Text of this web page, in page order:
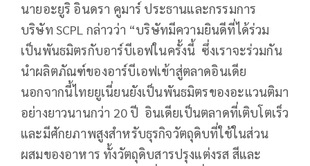
นายอะยูริ อินดรา คูมาร์ ประธานและกรรมการ
บริษัท SCPL กล่าวว่า “บริษัทมีความยินดีที่ได้ร่วม
เป็นพันธมิตรกับอาร์บีเอฟในครั้งนี้ ซึ่งเราจะร่วมกัน
นำผลิตภัณฑ์ของอาร์บีเอฟเข้าสู่ตลาดอินเดีย
นอกจากนี้ไทยยูเนี่ยนยังเป็นพันธมิตรของอะแวนติมา
อย่างยาวนานกว่า 20 ปี อินเดียเป็นตลาดที่เติบโตเร็ว
และมีศักยภาพสูงสำหรับธุรกิจวัตถุดิบที่ใช้ในส่วน
ผสมของอาหาร ทั้งวัตถุดิบสารปรุงแต่งรส สีและ